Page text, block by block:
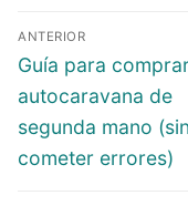
ANTERIOR
Guía para
autocaravana de
segunda mano (sin
cometer errores)